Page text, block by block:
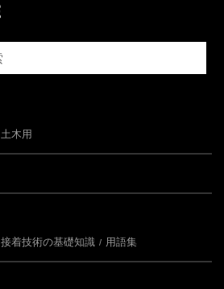
土木用
接着技術の基礎知識 用語集